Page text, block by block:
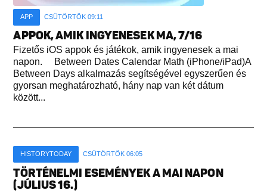
APP CSÜTÖRTÖK 09:11
APPOK, AMIK INGYENESEK MA, 7/16
Fizetős iOS appok és játékok, amik ingyenesek a mai
napon. Between Dates Calendar Math (iPhone/iPad)A
Between Days alkalmazás segítségével egyszerűen és
gyorsan meghatározható, hány nap van két dátum
között...
HISTORYTODAY CSÜTÖRTÖK 06:05
TÖRTÉNELMI ESEMÉNYEK A MAI NAPON
(JÚLIUS 16.)